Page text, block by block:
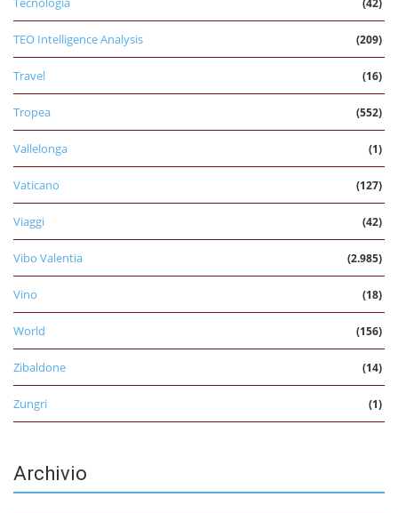
TEO Intelligence Analysis (209)
Travel (16)
Tropea (552)
Vallelonga (1)
Vaticano (127)
Viaggi (42)
Vibo Valentia (2.985)
Vino (18)
World (156)
Zibaldone (14)
Zungri (1)
Archivio